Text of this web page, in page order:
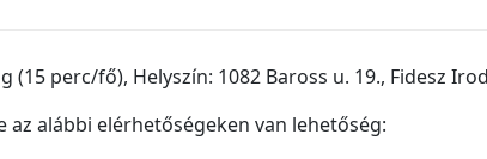
perc/fő), Helyszín: 1082 Baross u. 19., Fidesz
az alábbi elérhetőségeken van lehetőség: